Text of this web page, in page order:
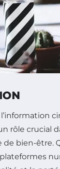
rôle crucial
de bien-être.